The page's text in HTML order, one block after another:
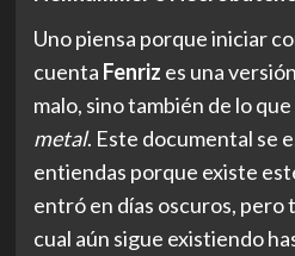
Uno piensa porque iniciar
cuenta Fenriz es una
malo, sino también de lo
metal. Este documental se
entiendas porque existe
entró en días oscuros, pero
cual aún sigue existiendo